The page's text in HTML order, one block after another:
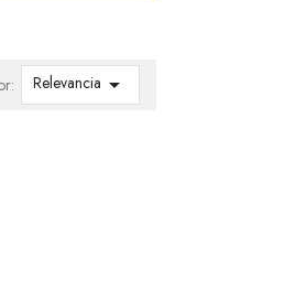
Relevancia 